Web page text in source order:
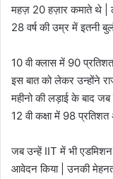
महज़ 20 हज़ार कमाते थे |
28 वर्ष की उम्र में इतनी
10 वी क्लास में 90
इस बात को लेकर उन्होंने
महीनो की लड़ाई के बाद
12 वी कक्षा में 98
जब उन्हें IIT में भी एडमिशन
आवेदन किया | उनकी